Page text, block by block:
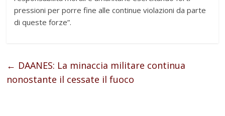
pressioni per porre fine alle continue violazioni da parte
di queste forze”.
← DAANES: La minaccia militare continua
nonostante il cessate il fuoco